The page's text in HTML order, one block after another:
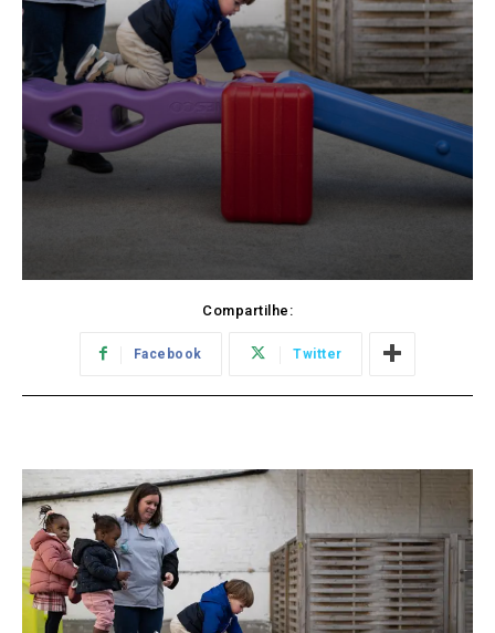
Compartilhe:
Facebook Twitter